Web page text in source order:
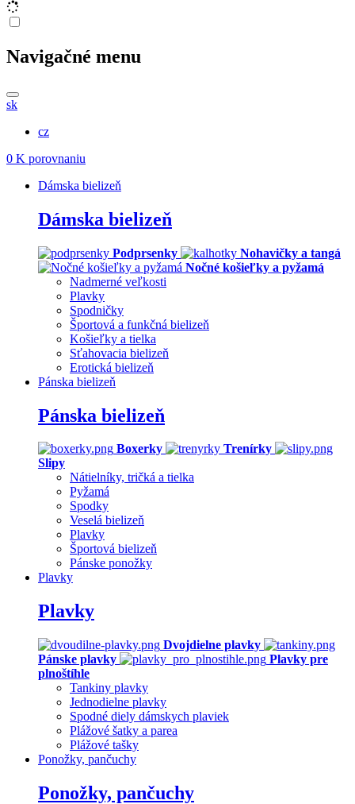
Navigačné menu
sk
cz
0 K porovnaniu
Dámska bielizeň
Dámska bielizeň
Podprsenky
Nohavičky a tangá
Nočné košieľky a pyžamá
Nadmerné veľkosti
Plavky
Spodničky
Športová a funkčná bielizeň
Košieľky a tielka
Sťahovacia bielizeň
Erotická bielizeň
Pánska bielizeň
Pánska bielizeň
Boxerky
Trenírky
Slipy
Nátielníky, tričká a tielka
Pyžamá
Spodky
Veselá bielizeň
Plavky
Športová bielizeň
Pánske ponožky
Plavky
Plavky
Dvojdielne plavky
Pánske plavky
Plavky pre
plnoštíhle
Tankiny plavky
Jednodielne plavky
Spodné diely dámskych plaviek
Plážové šatky a parea
Plážové tašky
Ponožky, pančuchy
Ponožky, pančuchy